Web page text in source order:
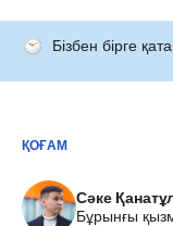
Бізбен бірге
ҚОҒАМ
Сәке
Бұрынғы